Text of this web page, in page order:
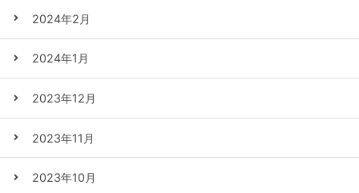
2024年2月
2024年1月
2023年12月
2023年11月
2023年10月